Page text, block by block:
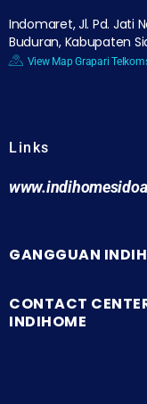
Indomaret, Jl. Pd. Jati
Buduran, Kabupaten
View Map Grapari
Links
GANGGUAN
CONTACT
INDIHOME